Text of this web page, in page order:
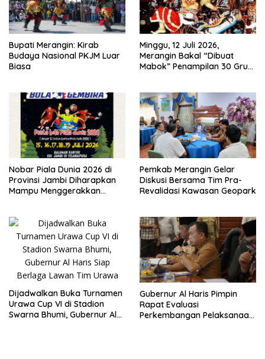
Bupati Merangin: Kirab
Budaya Nasional PKJM Luar
Biasa
Minggu, 12 Juli 2026,
Merangin Bakal “Dibuat
Mabok” Penampilan 30 Grup
Nobar Piala Dunia 2026 di
Provinsi Jambi Diharapkan
Mampu Menggerakkan
Pemkab Merangin Gelar
Diskusi Bersama Tim Pra-
Revalidasi Kawasan Geopark
Dijadwalkan Buka Turnamen
Urawa Cup VI di Stadion
Swarna Bhumi, Gubernur Al
Gubernur Al Haris Pimpin
Rapat Evaluasi
Perkembangan Pelaksanaan